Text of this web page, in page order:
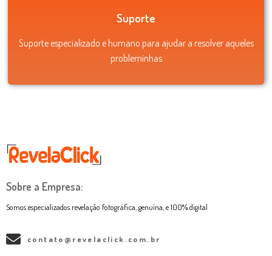
Suporte
Suporte especializado e humano para ajudar a resolver aqueles
probleminhas
Sobre a Empresa:
Somos especializados revelação fotográfica, genuína, e 100% digital
contato@revelaclick.com.br